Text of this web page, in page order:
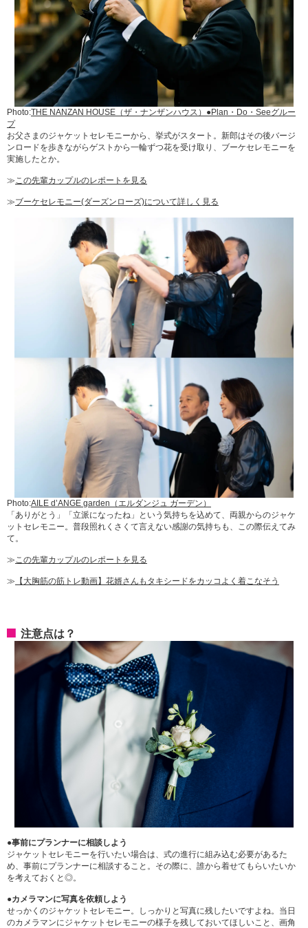
Photo:THE NANZAN HOUSE（ザ・ナンザンハウス）●Plan・Do・Seeグルー
プ
お父さまのジャケットセレモニーから、挙式がスタート。新郎はその後バージ
ンロードを歩きながらゲストから一輪ずつ花を受け取り、ブーケセレモニーを
実施したとか。
≫この先輩カップルのレポートを見る
≫ブーケセレモニー(ダーズンローズ)について詳しく見る
Photo:AILE d’ANGE garden（エルダンジュ ガーデン）
「ありがとう」「立派になったね」という気持ちを込めて、両親からのジャケ
ットセレモニー。普段照れくさくて言えない感謝の気持ちも、この際伝えてみ
て。
≫ この先輩カップルのレポートを見る
≫ 【大胸筋の筋トレ動画】花婿さんもタキシードをカッコよく着こなそう
注意点は？
●事前にプランナーに相談しよう
ジャケットセレモニーを行いたい場合は、式の進行に組み込む必要があるた
め、事前にプランナーに相談すること。その際に、誰から着せてもらいたいか
を考えておくと◎。
●カメラマンに写真を依頼しよう
せっかくのジャケットセレモニー。しっかりと写真に残したいですよね。当日
のカメラマンにジャケットセレモニーの様子を残しておいてほしいこと、画角